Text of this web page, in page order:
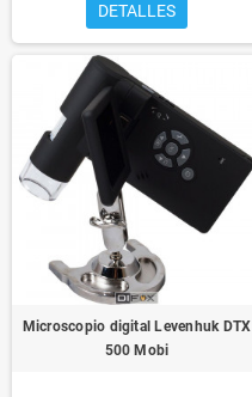
DETALLES
Microscopio digital Levenhuk DTX
500 Mobi